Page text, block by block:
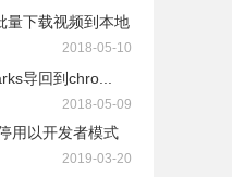
量下载视频到本地
2018-05-10
导回到chro...
2018-05-09
用以开发者模式
2019-03-20